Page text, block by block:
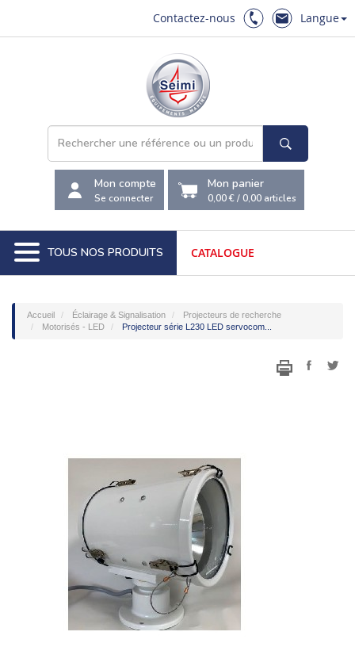
Contactez-nous Langue
Mon compte
Se connecter
Mon panier
0,00 €/0,00 articles
TOUS NOS PRODUITS CATALOGUE
Accueil Éclairage & Signalisation
Projecteurs de recherche
Motorisés - LED
Projecteur série L230 LED servocom...